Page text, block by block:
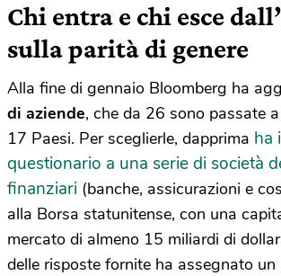
Chi entra e chi esce
sulla parità di genere
Alla fine di gennaio Bloomberg ha
di aziende, che da 26 sono passate
17 Paesi. Per sceglierle, dapprima ha
questionario a una serie di società
finanziari (banche, assicurazioni e
alla Borsa statunitense, con una
mercato di almeno 15 miliardi di
delle risposte fornite ha assegnato